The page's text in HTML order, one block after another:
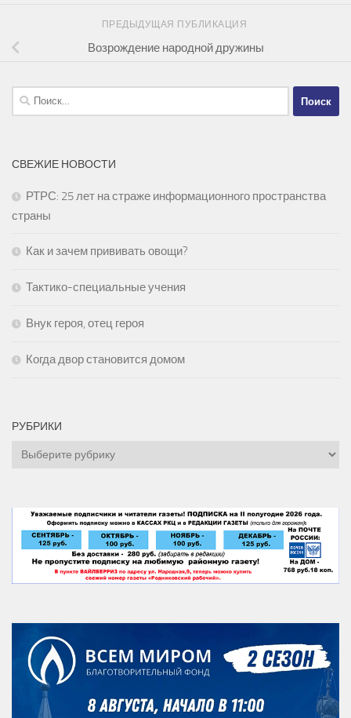
ПРЕДЫДУЩАЯ ПУБЛИКАЦИЯ
Возрождение народной дружины
Найти:
СВЕЖИЕ НОВОСТИ
РТРС: 25 лет на страже информационного пространства
страны
Как и зачем прививать овощи?
Тактико-специальные учения
Внук героя, отец героя
Когда двор становится домом
РУБРИКИ
Рубрики